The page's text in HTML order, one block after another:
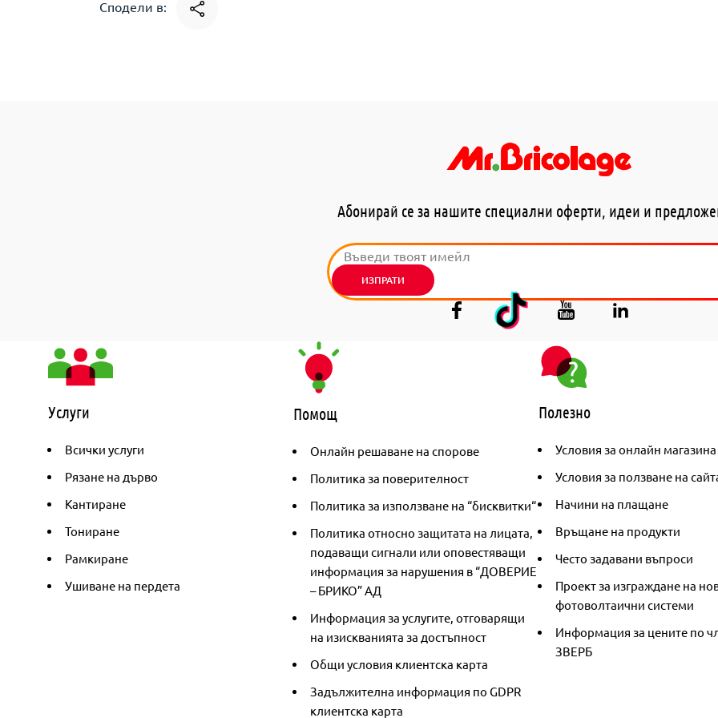
Сподели в:
Абонирай се за нашите специални оферти, идеи и
ИЗПРАТИ
Услуги
Всички услуги
Рязане на дърво
Кантиране
Тониране
Рамкиране
Ушиване на пердета
Помощ
Онлайн решаване на спорове
Политика за поверителност
Политика за използване на “бисквитки“
Политика относно защитата на лицата,
подаващи сигнали или оповестяващи
информация за нарушения в “ДОВЕРИЕ
– БРИКО” АД
Информация за услугите, отговарящи
на изискванията за достъпност
Общи условия клиентска карта
Задължителна информация по GDPR
клиентска карта
Полезно
Условия за онлайн магазина
Условия за ползване на
Начини на плащане
Връщане на продукти
Често задавани въпроси
Проект за изграждане на
фотоволтаични системи
Информация за цените по
ЗВЕРБ